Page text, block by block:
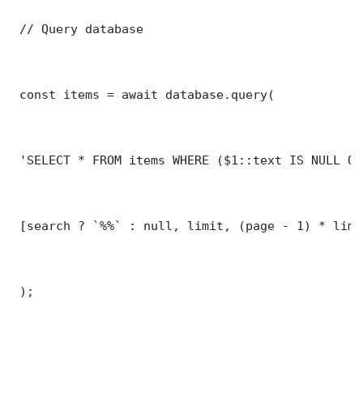
// Query database
const items = await database.query(
'SELECT * FROM items WHERE ($1::text IS NULL
[search ? `%%` : null, limit, (page - 1) *
);